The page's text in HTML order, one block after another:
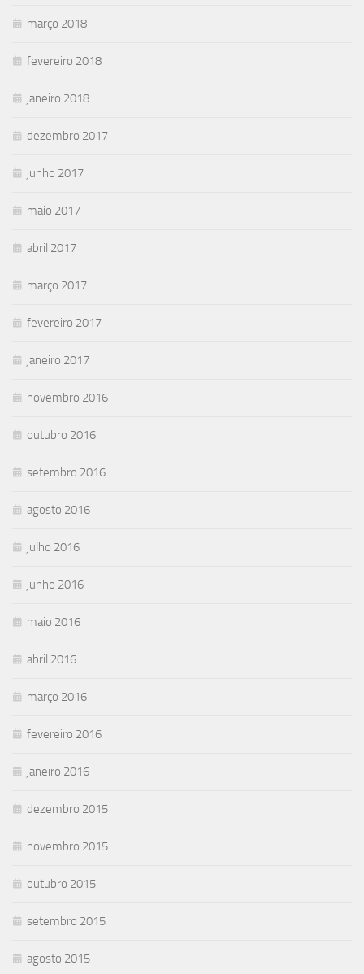
março 2018
fevereiro 2018
janeiro 2018
dezembro 2017
junho 2017
maio 2017
abril 2017
março 2017
fevereiro 2017
janeiro 2017
novembro 2016
outubro 2016
setembro 2016
agosto 2016
julho 2016
junho 2016
maio 2016
abril 2016
março 2016
fevereiro 2016
janeiro 2016
dezembro 2015
novembro 2015
outubro 2015
setembro 2015
agosto 2015